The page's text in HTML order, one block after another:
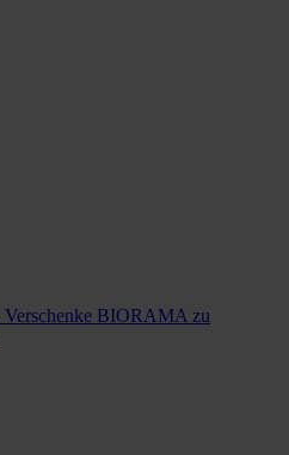
Verschenke BIORAMA zu